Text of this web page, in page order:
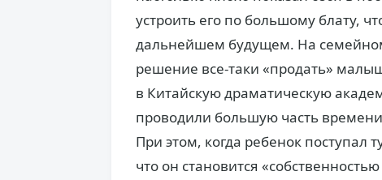
устроить его по большому блату,
дальнейшем будущем. На
решение все-таки «продать»
в Китайскую драматическую
проводили большую часть
При этом, когда ребенок поступал
что он становится